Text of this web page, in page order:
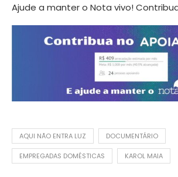
Ajude a manter o Nota vivo!
AQUI NÃO ENTRA LUZ DOCUMENTÁRIO
EMPREGADAS DOMÉSTICAS KAROL MAIA